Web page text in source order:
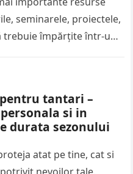
seminarele, proiectele,
trebuie împărțite într-un
tantari –
si in
durata sezonului
atat pe tine, cat si